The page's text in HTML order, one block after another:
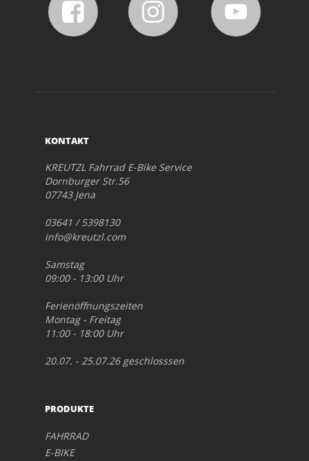
KONTAKT
KREUTZL Fahrrad E-Bike Service
Dornburger Str.56
07743 Jena
03641 / 5398130
info@kreutzl.com
Samstag
09:00 - 13:00 Uhr
Ferienöffnungszeiten
Montag - Freitag
11:00 - 18:00 Uhr
20.07. - 25.07.26 geschlosssen
PRODUKTE
FAHRRAD
E-BIKE